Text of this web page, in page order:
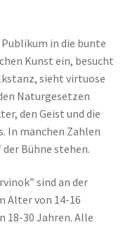
in die bunte
Kunst ein, besucht
sieht virtuose
Naturgesetzen
den Geist und die
In manchen Zahlen
Bühne stehen.
sind an der
Alter von 14-16
18-30 Jahren. Alle